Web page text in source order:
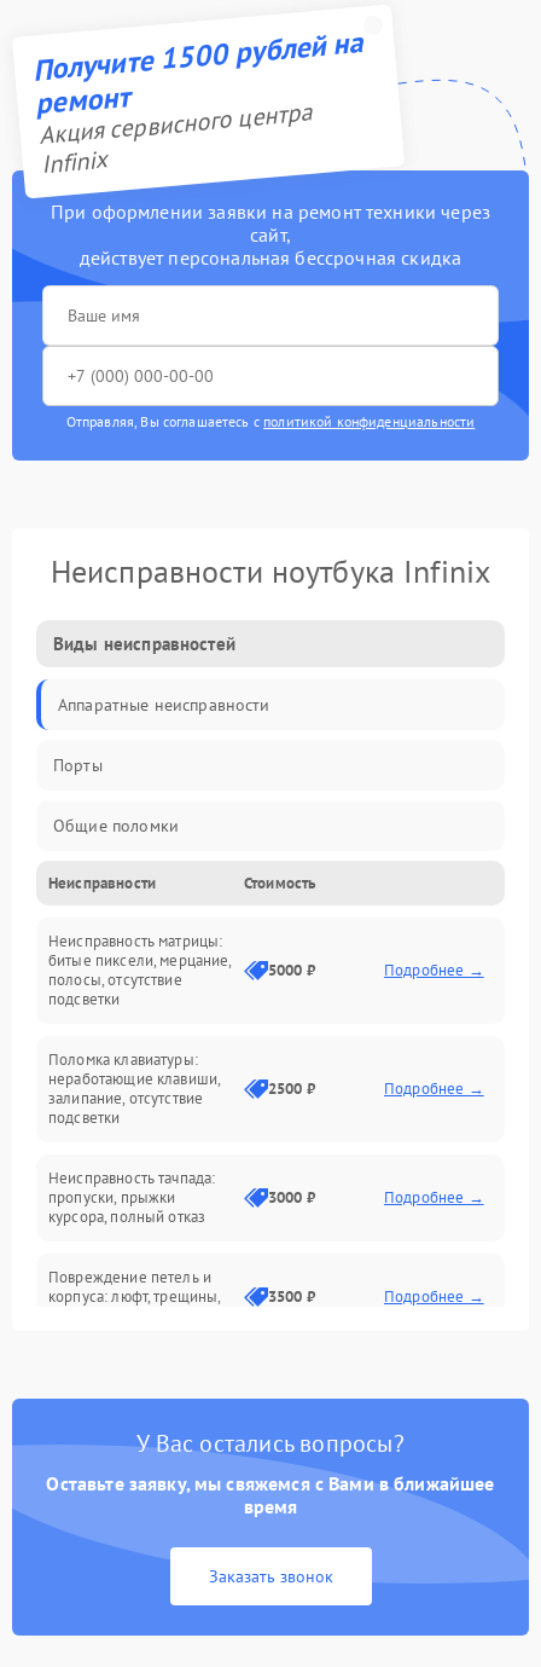
Получите 1500 рублей на
ремонт
Акция сервисного центра
Infinix
При оформлении заявки на ремонт техники через
сайт,
действует персональная бессрочная скидка
Отправляя, Вы соглашаетесь с политикой конфиденциальности
Неисправности ноутбука Infinix
Виды неисправностей
Аппаратные неисправности
Порты
Общие поломки
Устройства
Программные ошибки
Электрические и системные сбои
Интерфейсные проблемы
Батарея
Сеть и интернет
Неисправности Стоимость
Неисправность матрицы:
битые пиксели, мерцание,
полосы, отсутствие
подсветки
5000 ₽ Подробнее →
Поломка клавиатуры:
неработающие клавиши,
залипание, отсутствие
подсветки
2500 ₽ Подробнее →
Неисправность тачпада:
пропуски, прыжки
курсора, полный отказ
3000 ₽ Подробнее →
Повреждение петель и
корпуса: люфт, трещины,
3500 ₽ Подробнее →
быстрая разрядка,
2500 ₽ Подробнее →
Неисправность зарядного
питания
2000 ₽ Подробнее →
неисправности кулера
У Вас остались вопросы?
Оставьте заявку, мы свяжемся с Вами в ближайшее
время
Заказать звонок